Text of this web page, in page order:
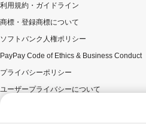
利用規約・ガイドライン
商標・登録商標について
ソフトバンク人権ポリシー
PayPay Code of Ethics & Business Conduct
プライバシーポリシー
ユーザープライバシーについて
ウェブサイト利用規約